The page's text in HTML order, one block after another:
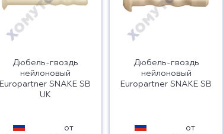
Дюбель-гвоздь
нейлоновый
Europartner SNAKE SB
UK
от
Дюбель-гвоздь
нейлоновый
Europartner SNAKE SB
от